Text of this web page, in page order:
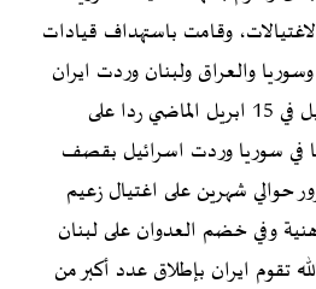
وقامت باستهداف قيادات
والعراق ولبنان وردت ايران
بقصف مواقع داخل إسرائيل في 15 ابريل الماضي ردا على
في سوريا وردت اسرائيل بقصف
حوالي شهرين على اغتيال زعيم
وفي خضم العدوان على لبنان
تقوم ايران بإطلاق عدد أكبر من